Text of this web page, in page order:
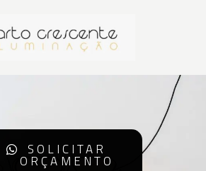
SOLICITAR
ORÇAMENTO